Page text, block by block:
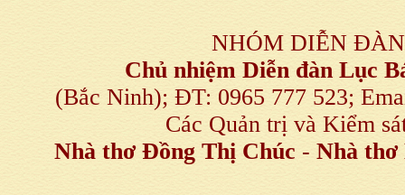
NHÓM DIỄN
Chủ nhiệm Diễn đàn Lục
(Bắc Ninh); ĐT: 0965 777 523;
Các Quản trị và Kiểm
Nhà thơ Đồng Thị Chúc - Nhà thơ